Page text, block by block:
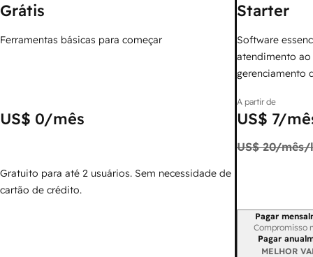
Grátis
Ferramentas básicas para começar
US$ 0/mês
Gratuito para até 2 usuários. Sem necessidade de
cartão de crédito.
Starter
Software
atendimento
gerenciamento
A partir de
US$ 7/
US$ 20/mês/
Período de
Pagar
Compromisso
Pagar
MELHOR